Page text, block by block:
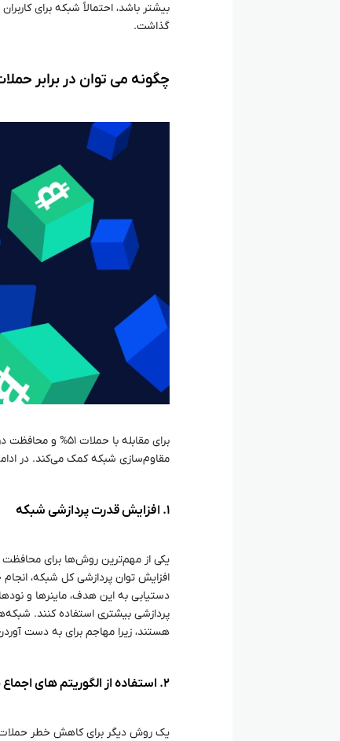
بیشتر باشد، احتمالاً شبکه برای
گذاشت.
چگونه می‌ توان در برابر حملات ۵۱% محافظت
برای مقابله با
مقاوم‌سازی شبکه کمک می‌کند. در
۱. افزایش قدرت پردازشی شبکه
دستیابی به این هدف، ماینرها و
هستند، زیرا مهاجم برای به دست آوردن ۵۱% از قدرت هش به منابع زیادی نیاز خواهد
۲. استفاده از الگوریتم‌ های اجماع جایگزین